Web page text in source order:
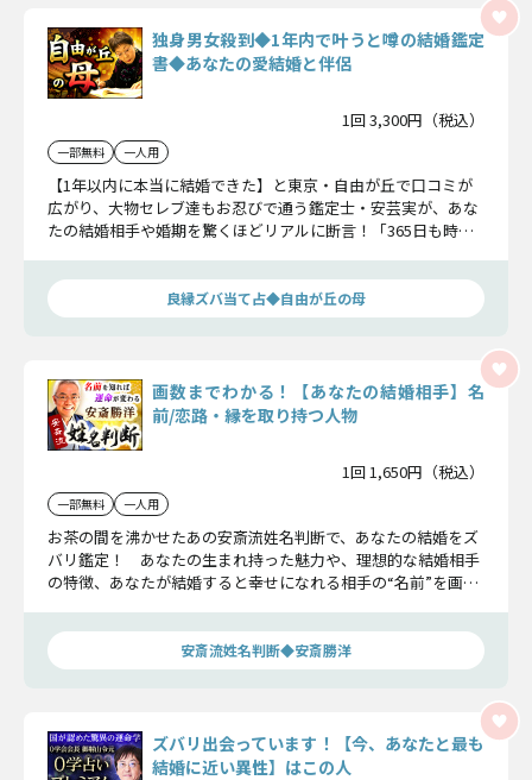
独身男女殺到◆1年内で叶うと噂の結婚鑑定
書◆あなたの愛結婚と伴侶
1回 3,300円（税込）
一部無料 一人用
【1年以内に本当に結婚できた】と東京・自由が丘で口コミが
広がり、大物セレブ達もお忍びで通う鑑定士・安芸実が、あな
たの結婚相手や婚期を驚くほどリアルに断言！「365日も時間
と出会う時期を逃さないことよ！」
良縁ズバ当て占◆自由が丘の母
画数までわかる！【あなたの結婚相手】名
前/恋路・縁を取り持つ人物
1回 1,650円（税込）
一部無料 一人用
お茶の間を沸かせたあの安斎流姓名判断で、あなたの結婚をズ
バリ鑑定！ あなたの生まれ持った魅力や、理想的な結婚相手
の特徴、あなたが結婚すると幸せになれる相手の“名前”を画数
ょう！
安斎流姓名判断◆安斎勝洋
ズバリ出会っています！【今、あなたと最も
結婚に近い異性】はこの人